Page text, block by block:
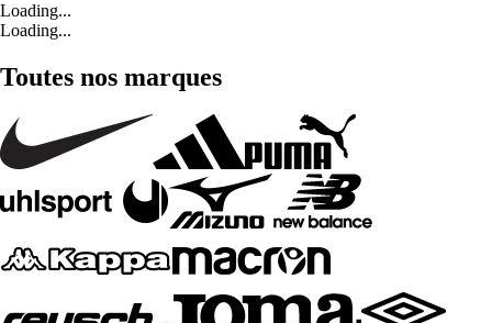
Loading...
Loading...
Toutes nos marques